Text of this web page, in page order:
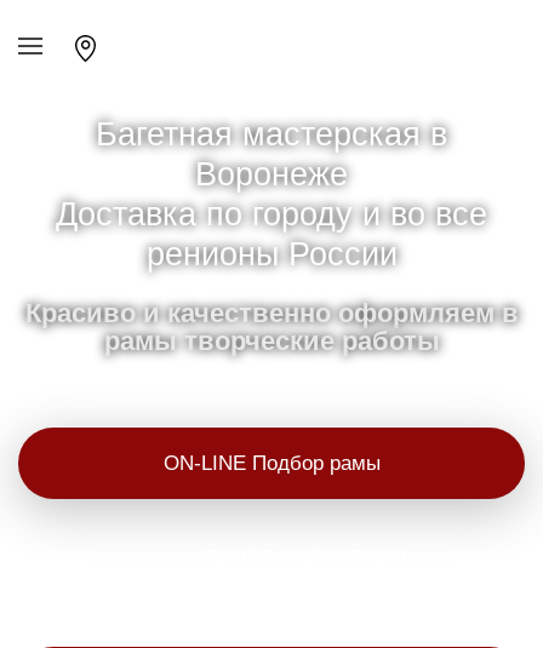
Багетная мастерская в
Воронеже
Доставка по городу и во все
ренионы России
Красиво и качественно оформляем в
рамы творческие работы
ON-LINE Подбор рамы